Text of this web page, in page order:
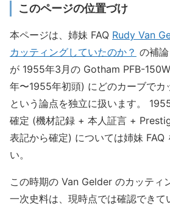
このページの位置づけ
本ページは、姉妹 FAQ Rudy Van
カッティングしていたのか？ の補
が 1955年3月の Gotham PFB-
年〜1955年初頭) にどのカーブでカ
という論点を独立に扱います。
確定 (機材記録 + 本人証言 +
表記から確定) については姉妹 FAQ
い。
この時期の Van Gelder のカッティ
一次史料は、現時点では確認できて